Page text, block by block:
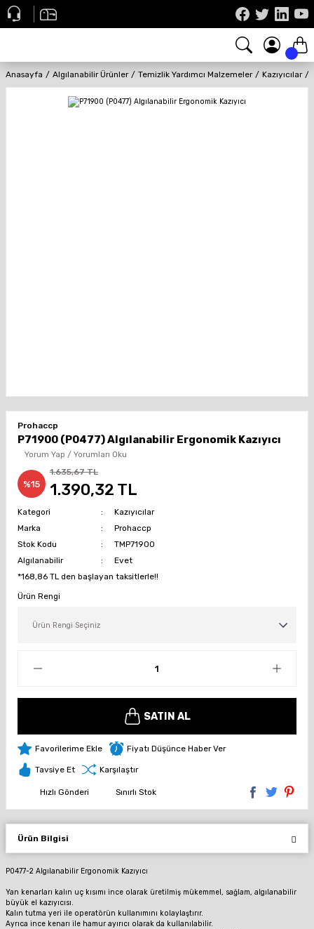
Anasayfa Algılanabilir Ürünler Temizlik Yardımcı Malzemeler Kazıyıcılar
Prohaccp
P71900 (P0477) Algılanabilir Ergonomik Kazıyıcı
Yorum Yap / Yorumları Oku
%15
1.635,67 TL
1.390,32 TL
Kategori
Kazıyıcılar
Marka
Prohaccp
Stok Kodu
TMP71900
Algılanabilir
Evet
*168,86 TL den başlayan taksitlerle!!
Ürün Rengi
SATIN AL
Fiyatı Düşünce Haber Ver
Tavsiye Et Karşılaştır
Hızlı Gönderi Sınırlı Stok
Ürün Bilgisi
P0477-2 Algılanabilir Ergonomik Kazıyıcı
Yan kenarları kalın uç kısımı ince olarak üretilmiş mükemmel, sağlam, algılanabilir
büyük el kazıyıcısı.
Kalın tutma yeri ile operatörün kullanımını kolaylaştırır.
Ayrıca ince kenarı ile hamur ayırıcı olarak da kullanılabilir.